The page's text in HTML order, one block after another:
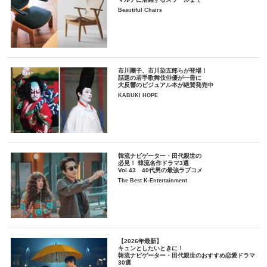
Beautiful Chairs
市川團子、市川染五郎らが登場！
話題の若手歌舞伎俳優が一冊に
大反響のビジュアル本が絶賛発売中
KABUKI HOPE
韓流ナビゲーター・田代親世の
必見！ 韓流名作ドラマ3選
Vol.43 40代男の最強ラブコメ
The Best K-Entertainment
【2026年最新】
キュンとしたいときに！
韓流ナビゲーター・田代親世のおすすめ恋愛ドラマ
30選